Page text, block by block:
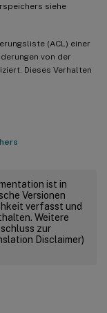
siehe
(ACL) einer
von der
Dieses Verhalten
ist in
Versionen
verfasst und
Weitere
zur
Disclaimer)